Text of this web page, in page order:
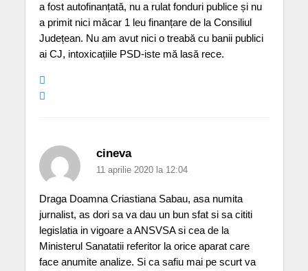
a fost autofinanțată, nu a rulat fonduri publice și nu
a primit nici măcar 1 leu finanțare de la Consiliul
Județean. Nu am avut nici o treabă cu banii publici
ai CJ, intoxicațiile PSD-iste mă lasă rece.
cineva
11 aprilie 2020 la 12:04
Draga Doamna Criastiana Sabau, asa numita
jurnalist, as dori sa va dau un bun sfat si sa cititi
legislatia in vigoare a ANSVSA si cea de la
Ministerul Sanatatii referitor la orice aparat care
face anumite analize. Si ca safiu mai pe scurt va